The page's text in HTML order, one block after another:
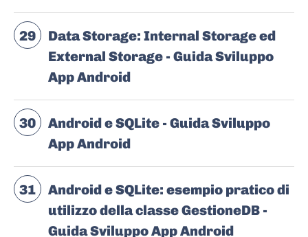
29
Data Storage: Internal Storage ed
External Storage - Guida Sviluppo
App Android
30
Android e SQLite - Guida Sviluppo
App Android
31
Android e SQLite: esempio pratico di
utilizzo della classe GestioneDB -
Guida Sviluppo App Android